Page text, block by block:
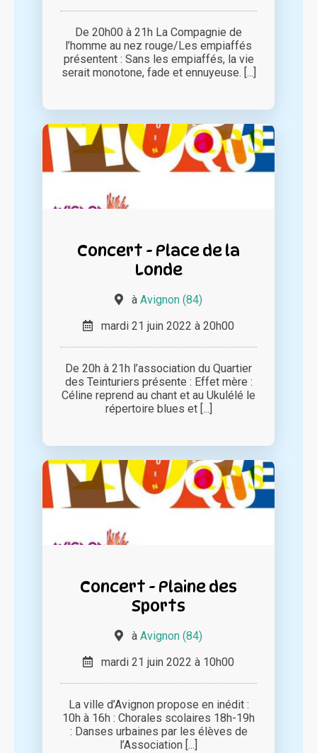
De 20h00 à 21h La Compagnie de
l’homme au nez rouge/Les empiaffés
présentent : Sans les empiaffés, la vie
serait monotone, fade et ennuyeuse. [...]
Concert - Place de la
Londe
à Avignon (84)
mardi 21 juin 2022 à 20h00
De 20h à 21h l’association du Quartier
des Teinturiers présente : Effet mère :
Céline reprend au chant et au Ukulélé le
répertoire blues et [...]
Concert - Plaine des
Sports
à Avignon (84)
mardi 21 juin 2022 à 10h00
La ville d’Avignon propose en inédit :
10h à 16h : Chorales scolaires 18h-19h
: Danses urbaines par les élèves de
l’Association [...]